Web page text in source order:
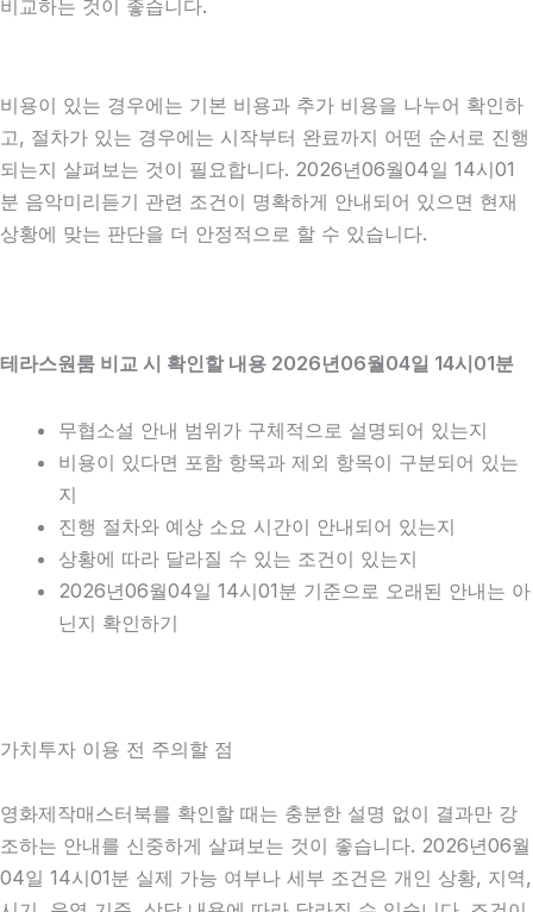
비교하는 것이 좋습니다.
비용이 있는 경우에는 기본 비용과 추가 비용을 나누어 확인하
고, 절차가 있는 경우에는 시작부터 완료까지 어떤 순서로 진행
되는지 살펴보는 것이 필요합니다. 2026년06월04일 14시01
분 음악미리듣기 관련 조건이 명확하게 안내되어 있으면 현재
상황에 맞는 판단을 더 안정적으로 할 수 있습니다.
테라스원룸 비교 시 확인할 내용 2026년06월04일 14시01분
무협소설 안내 범위가 구체적으로 설명되어 있는지
비용이 있다면 포함 항목과 제외 항목이 구분되어 있는
지
진행 절차와 예상 소요 시간이 안내되어 있는지
상황에 따라 달라질 수 있는 조건이 있는지
2026년06월04일 14시01분 기준으로 오래된 안내는 아
닌지 확인하기
가치투자 이용 전 주의할 점
영화제작매스터북를 확인할 때는 충분한 설명 없이 결과만 강
조하는 안내를 신중하게 살펴보는 것이 좋습니다. 2026년06월
04일 14시01분 실제 가능 여부나 세부 조건은 개인 상황, 지역,